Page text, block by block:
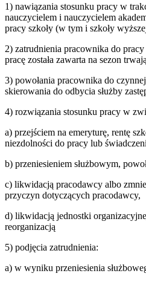
1) nawiązania stosunku pracy w
nauczycielem i nauczycielem
pracy szkoły (w tym i szkoły
2) zatrudnienia pracownika do
pracę została zawarta na sezon
3) powołania pracownika do
skierowania do odbycia służby
4) rozwiązania stosunku pracy w
a) przejściem na emeryturę, rentę
niezdolności do pracy lub
b) przeniesieniem służbowym,
c) likwidacją pracodawcy albo
przyczyn dotyczących pracodawcy,
d) likwidacją jednostki
reorganizacją
5) podjęcia zatrudnienia:
a) w wyniku przeniesienia